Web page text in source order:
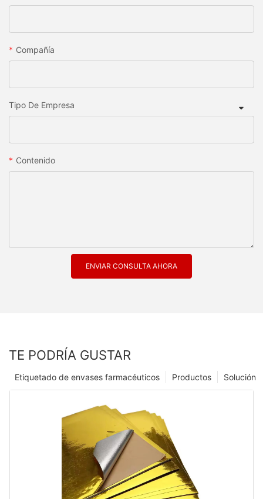
Compañía
Tipo De Empresa
Contenido
ENVIAR CONSULTA AHORA
TE PODRÍA GUSTAR
Solución
Productos
Etiquetado de envases farmacéuticos